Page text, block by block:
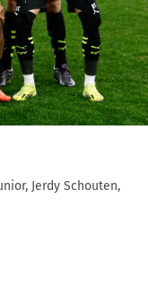
Jerdy Schouten,